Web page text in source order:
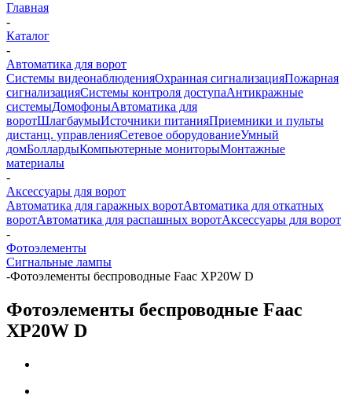
Главная
-
Каталог
-
Автоматика для ворот
Системы видеонаблюденияОхранная сигнализацияПожарная
сигнализацияСистемы контроля доступаАнтикражные
системыДомофоныАвтоматика для
воротШлагбаумыИсточники питанияПриемники и пульты
дистанц. управленияСетевое оборудованиеУмный
домБоллардыКомпьютерные мониторыМонтажные
материалы
-
Аксессуары для ворот
Автоматика для гаражных воротАвтоматика для откатных
воротАвтоматика для распашных воротАксессуары для ворот
-
Фотоэлементы
Сигнальные лампы
-Фотоэлементы беспроводные Faac XP20W D
Фотоэлементы беспроводные Faac
XP20W D